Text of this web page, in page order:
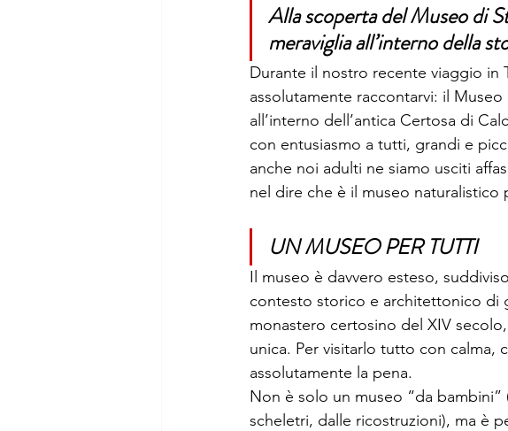
Alla scoperta del Museo di
meraviglia all’interno della
Durante il nostro recente viaggio in
assolutamente raccontarvi: il
all’interno dell’antica Certosa di
con entusiasmo a tutti, grandi e
anche noi adulti ne siamo usciti
nel dire che è il museo
UN MUSEO PER TUTTI
Il museo è davvero esteso,
contesto storico e architettonico di
monastero certosino del XIV
unica. Per visitarlo tutto con calma,
assolutamente la pena.
Non è solo un museo “da
scheletri, dalle ricostruzioni), ma è